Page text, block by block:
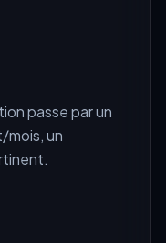
passe par un
un